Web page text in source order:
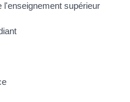
l'enseignement supérieur